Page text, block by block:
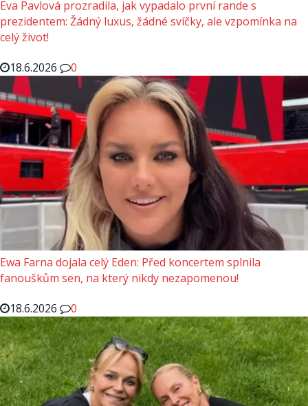
Eva Pavlová prozradila, jak vypadalo první rande s
prezidentem: Žádný luxus, žádné svíčky, ale vzpomínka na
celý život!
18.6.2026
0
Ewa Farna dojala celý Eden: Před koncertem splnila
fanouškům sen, na který nikdy nezapomenou!
18.6.2026
0